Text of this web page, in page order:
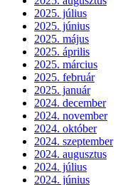
2025. július
2025. június
2025. május
2025. április
2025. március
2025. február
2025. január
2024. december
2024. november
2024. október
2024. szeptember
2024. augusztus
2024. július
2024. június